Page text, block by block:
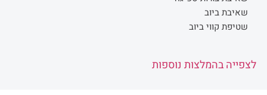
שאיבת ביוב
שטיפת קווי ביוב
לצפייה בהמלצות נוספות